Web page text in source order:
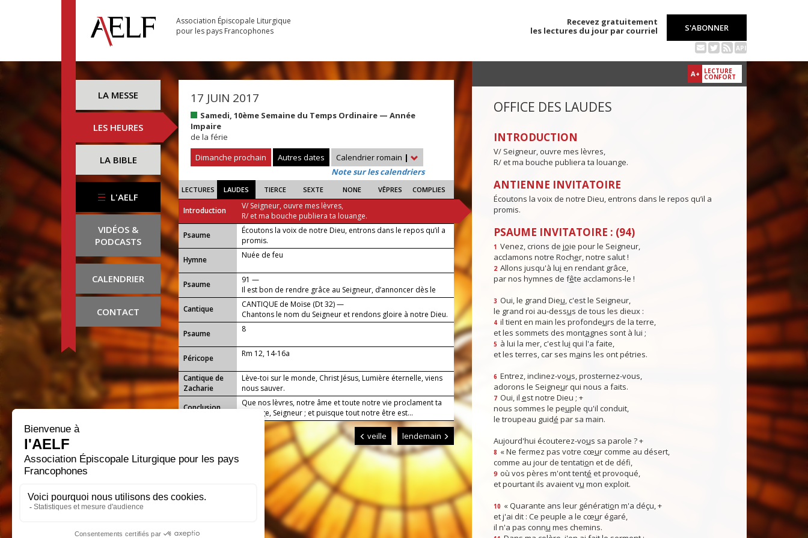
Association Épiscopale Liturgique
pour les pays Francophones
Recevez gratuitement
les lectures du jour par courriel
S'ABONNER
API
LA MESSE
LES HEURES
LA BIBLE
L'AELF
VIDÉOS &
PODCASTS
CALENDRIER
CONTACT
17 JUIN 2017
Samedi, 10ème Semaine du Temps Ordinaire — Année
Impaire
de la férie
Dimanche prochain
Autres dates Calendrier romain |
Note sur les calendriers
LECTURES LAUDES TIERCE SEXTE NONE VÊPRES COMPLIES
Introduction
V/ Seigneur, ouvre mes lèvres,
R/ et ma bouche publiera ta louange.
Psaume
Écoutons la voix de notre Dieu, entrons dans le repos qu’il a
promis.
Hymne
Nuée de feu
Psaume
91 —
Il est bon de rendre grâce au Seigneur, d’annoncer dès le
matin son amour.
Cantique
CANTIQUE de Moïse (Dt 32) —
Chantons le nom du Seigneur et rendons gloire à notre Dieu.
Psaume
8
Péricope Rm 12, 14-16a
Cantique de
Zacharie
Lève-toi sur le monde, Christ Jésus, Lumière éternelle, viens
nous sauver.
Conclusion
Que nos lèvres, notre âme et toute notre vie proclament ta
louange, Seigneur ; et puisque tout notre être est...
veille lendemain
A+ LECTURE
CONFORT
OFFICE DES LAUDES
INTRODUCTION
V/ Seigneur, ouvre mes lèvres,
R/ et ma bouche publiera ta louange.
ANTIENNE INVITATOIRE
Écoutons la voix de notre Dieu, entrons dans le repos qu’il a
promis.
PSAUME INVITATOIRE : (94)
1 Venez, crions de joie pour le Seigneur,
acclamons notre Rocher, notre salut !
2 Allons jusqu'à lui en rendant grâce,
par nos hymnes de fête acclamons-le !
3 Oui, le grand Dieu, c'est le Seigneur,
le grand roi au-dessus de tous les dieux :
4 il tient en main les profondeurs de la terre,
et les sommets des montagnes sont à lui ;
5 à lui la mer, c'est lui qui l'a faite,
et les terres, car ses mains les ont pétries.
6 Entrez, inclinez-vous, prosternez-vous,
adorons le Seigneur qui nous a faits.
7 Oui, il est notre Dieu ; +
nous sommes le peuple qu'il conduit,
le troupeau guidé par sa main.
Aujourd'hui écouterez-vous sa parole ? +
8 « Ne fermez pas votre cœur comme au désert,
comme au jour de tentation et de défi,
9 où vos pères m'ont tenté et provoqué,
et pourtant ils avaient vu mon exploit.
10 « Quarante ans leur génération m'a déçu, +
et j'ai dit : Ce peuple a le cœur égaré,
il n'a pas connu mes chemins.